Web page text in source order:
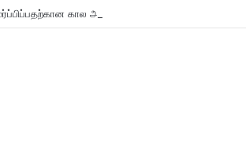
கால அவகாசம் நீடிப்பு